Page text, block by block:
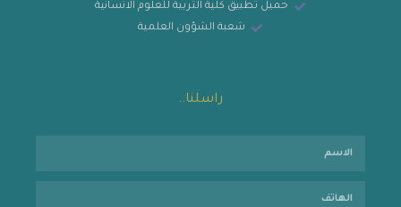
حميل تطبيق كلية التربية للعلوم الانسانية
شعبة الشؤون العلمية
راسلنا..